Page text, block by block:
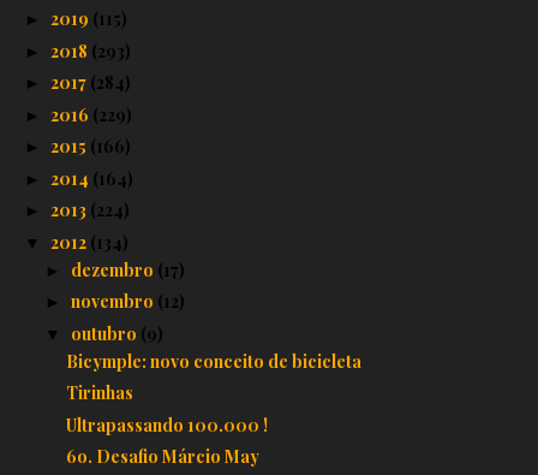
► 2019 (115)
► 2018 (293)
► 2017 (284)
► 2016 (229)
► 2015 (166)
► 2014 (164)
► 2013 (224)
▼ 2012 (134)
► dezembro (17)
► novembro (12)
▼ outubro (9)
Bicymple: novo conceito de bicicleta
Tirinhas
Ultrapassando 100.000 !
6o. Desafio Márcio May